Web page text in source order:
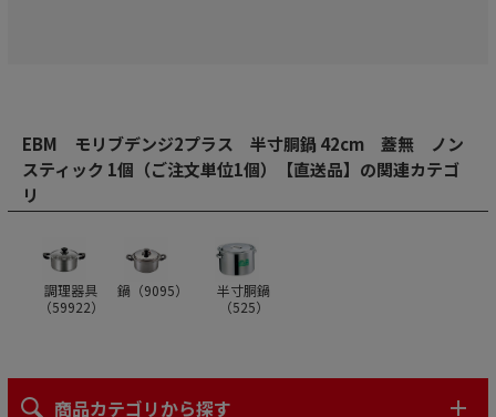
EBM モリブデンジ2プラス 半寸胴鍋 42cm 蓋無 ノン
スティック 1個（ご注文単位1個）【直送品】の関連カテゴ
リ
調理器具
（59922）
鍋（9095）
半寸胴鍋
（525）
商品カテゴリから探す